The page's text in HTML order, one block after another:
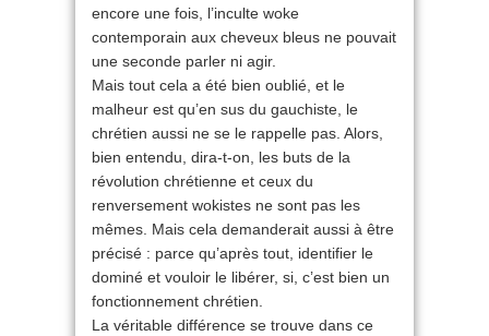
encore une fois, l’inculte woke
contemporain aux cheveux bleus ne pouvait
une seconde parler ni agir.
Mais tout cela a été bien oublié, et le
malheur est qu’en sus du gauchiste, le
chrétien aussi ne se le rappelle pas. Alors,
bien entendu, dira-t-on, les buts de la
révolution chrétienne et ceux du
renversement wokistes ne sont pas les
mêmes. Mais cela demanderait aussi à être
précisé : parce qu’après tout, identifier le
dominé et vouloir le libérer, si, c’est bien un
fonctionnement chrétien.
La véritable différence se trouve dans ce